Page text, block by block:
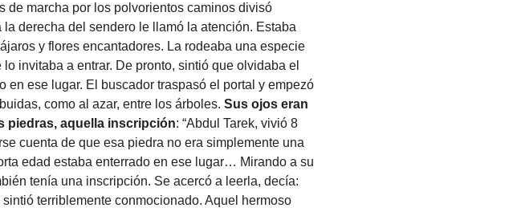
de marcha por los polvorientos caminos divisó
derecha del sendero le llamó la atención. Estaba
y flores encantadores. La rodeaba una especie
invitaba a entrar. De pronto, sintió que olvidaba el
en ese lugar. El buscador traspasó el portal y empezó
como al azar, entre los árboles. Sus ojos eran
piedras, aquella inscripción: “Abdul Tarek, vivió 8
cuenta de que esa piedra no era simplemente una
edad estaba enterrado en ese lugar… Mirando a su
tenía una inscripción. Se acercó a leerla, decía:
terriblemente conmocionado. Aquel hermoso